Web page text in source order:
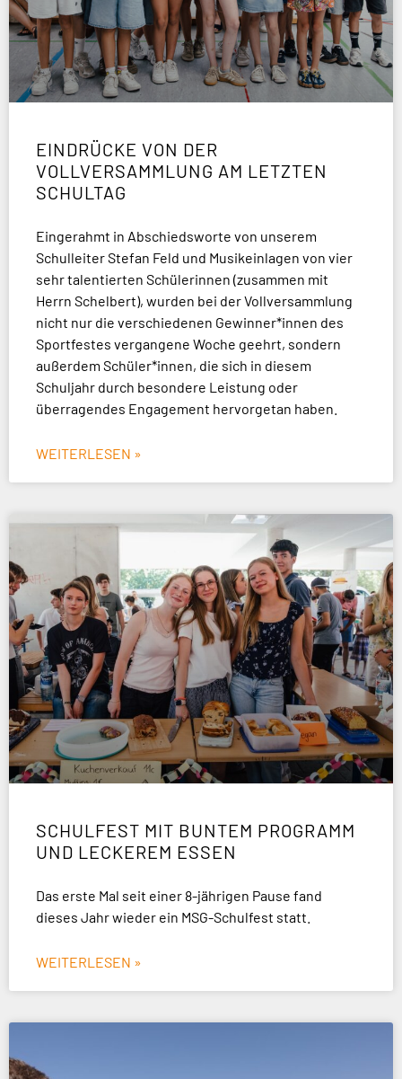
EINDRÜCKE VON DER
VOLLVERSAMMLUNG AM LETZTEN
SCHULTAG
Eingerahmt in Abschiedsworte von unserem
Schulleiter Stefan Feld und Musikeinlagen von vier
sehr talentierten Schülerinnen (zusammen mit
Herrn Schelbert), wurden bei der Vollversammlung
nicht nur die verschiedenen Gewinner*innen des
Sportfestes vergangene Woche geehrt, sondern
außerdem Schüler*innen, die sich in diesem
Schuljahr durch besondere Leistung oder
überragendes Engagement hervorgetan haben.
WEITERLESEN »
SCHULFEST MIT BUNTEM PROGRAMM
UND LECKEREM ESSEN
Das erste Mal seit einer 8-jährigen Pause fand
dieses Jahr wieder ein MSG-Schulfest statt.
WEITERLESEN »